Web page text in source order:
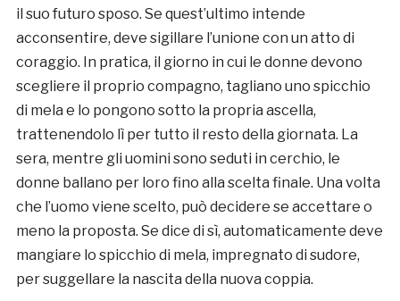
il suo futuro sposo. Se quest’ultimo intende
acconsentire, deve sigillare l’unione con un atto di
coraggio. In pratica, il giorno in cui le donne devono
scegliere il proprio compagno, tagliano uno spicchio
di mela e lo pongono sotto la propria ascella,
trattenendolo lì per tutto il resto della giornata. La
sera, mentre gli uomini sono seduti in cerchio, le
donne ballano per loro fino alla scelta finale. Una volta
che l’uomo viene scelto, può decidere se accettare o
meno la proposta. Se dice di sì, automaticamente deve
mangiare lo spicchio di mela, impregnato di sudore,
per suggellare la nascita della nuova coppia.